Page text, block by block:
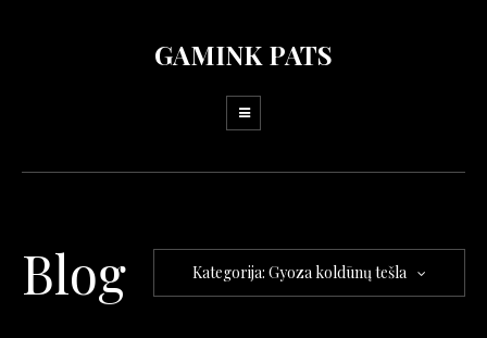
GAMINK PATS
Blog Kategorija: Gyoza koldūnų tešla